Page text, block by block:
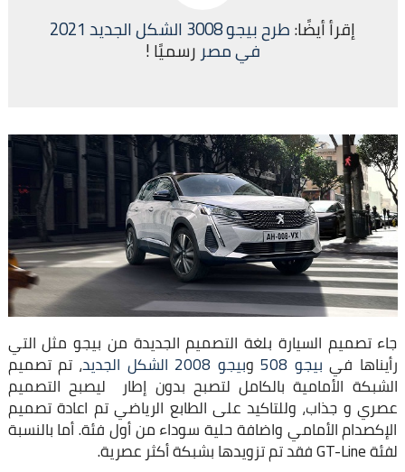
إقرأ أيضًا: طرح بيجو 3008 الشكل الجديد 2021
في مصر رسميًا !
جاء تصميم السيارة بلغة التصميم الجديدة من بيجو مثل التي
رأيناها في بيجو 508 وبيجو 2008 الشكل الجديد ، تم تصميم
الشبكة الأمامية بالكامل لتصبح بدون إطار ليصبح التصميم
عصري و جذاب، وللتاكيد على الطابع الرياضي تم اعادة تصميم
الإكصدام الأمامي واضافة حلية سوداء من أول فئة. أما بالنسبة
لفئة GT-Line فقد تم تزويدها بشبكة أكثر عصرية.